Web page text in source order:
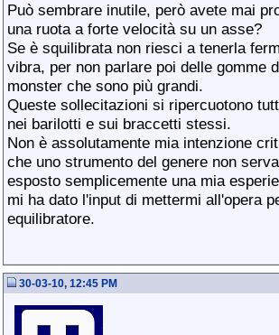
Può sembrare inutile, però avete mai
una ruota a forte velocità su un asse?
Se è squilibrata non riesci a tenerla
vibra, per non parlare poi delle gomme
monster che sono più grandi.
Queste sollecitazioni si ripercuotono
nei barilotti e sui braccetti stessi.
Non è assolutamente mia intenzione
che uno strumento del genere non
esposto semplicemente una mia
mi ha dato l'input di mettermi all'opera
equilibratore.
30-03-10, 12:45 PM